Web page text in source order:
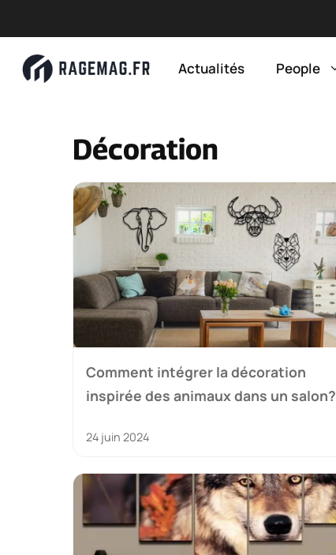
Actualités People
Décoration
Comment intégrer la décoration
inspirée des animaux dans un salon?
24 juin 2024